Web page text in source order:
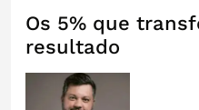
Os 5% que
resultado